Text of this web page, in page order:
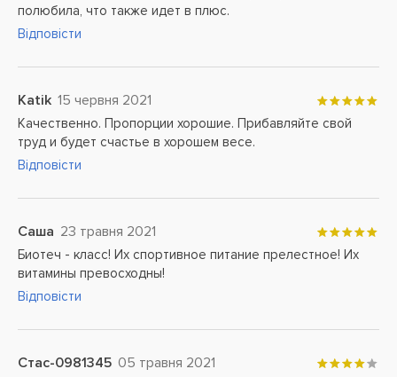
полюбила, что также идет в плюс.
Відповісти
Katik 15 червня 2021
Качественно. Пропорции хорошие. Прибавляйте свой
труд и будет счастье в хорошем весе.
Відповісти
Саша 23 травня 2021
Биотеч - класс! Их спортивное питание прелестное! Их
витамины превосходны!
Відповісти
Стас-0981345 05 травня 2021